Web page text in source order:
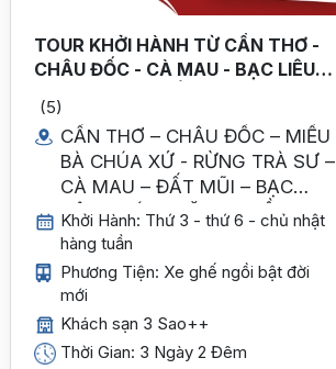
TOUR KHỞI HÀNH TỪ CẦN THƠ -
CHÂU ĐỐC - CÀ MAU - BẠC LIÊU -
(5)
CẦN THƠ – CHÂU ĐỐC – MIẾU
BÀ CHÚA XỨ - RỪNG TRÀ SƯ –
CÀ MAU – ĐẤT MŨI – BẠC
LIÊU – SÓC TRĂNG – CẦN
THƠ/ SÀI GÒN
Khởi Hành: Thứ 3 - thứ 6 - chủ nhật
hàng tuần
Phương Tiện: Xe ghế ngồi bật đời
mới
Khách sạn 3 Sao++
Thời Gian: 3 Ngày 2 Đêm